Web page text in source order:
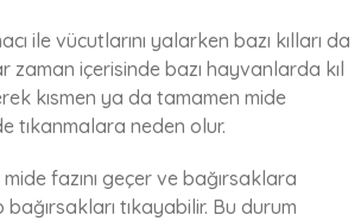
ile vücutlarını yalarken bazı kılları da
zaman içerisinde bazı hayvanlarda kıl
kısmen ya da tamamen mide
tıkanmalara neden olur.
fazını geçer ve bağırsaklara
tıkayabilir. Bu durum